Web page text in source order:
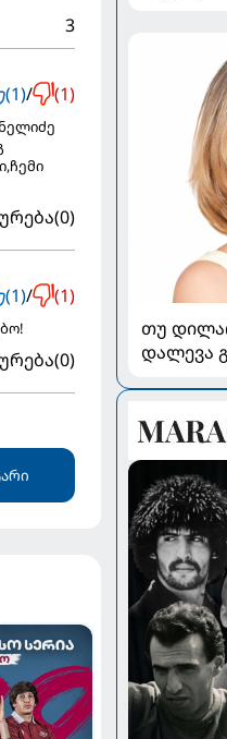
3
(1)/ (1)
(0)
(1)/ (1)
(0)
თუ
დალევა